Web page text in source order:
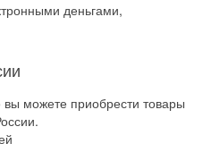
деньгами,
можете приобрести товары